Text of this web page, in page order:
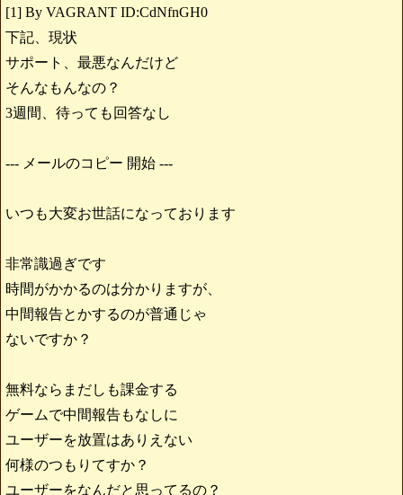
[1] By VAGRANT ID:CdNfnGH0
下記、現状
サポート、最悪なんだけど
そんなもんなの？
3週間、待っても回答なし
--- メールのコピー 開始 ---
いつも大変お世話になっております
非常識過ぎです
時間がかかるのは分かりますが、
中間報告とかするのが普通じゃ
ないですか？
無料ならまだしも課金する
ゲームで中間報告もなしに
ユーザーを放置はありえない
何様のつもりてすか？
ユーザーをなんだと思ってるの？